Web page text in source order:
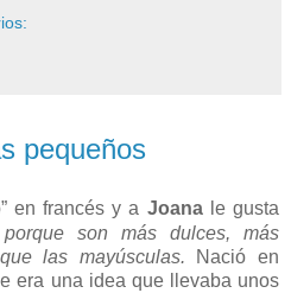
pequeños
en francés y a Joana le gusta
porque son más dulces, más
las mayúsculas. Nació en
era una idea que llevaba unos